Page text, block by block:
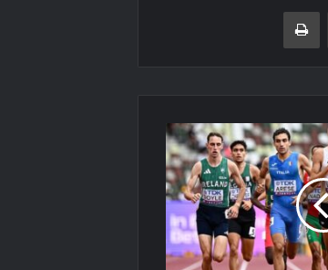
مشاركة عبر البريد طباعة